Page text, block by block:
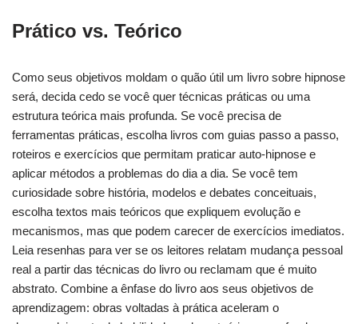
Prático vs. Teórico
Como seus objetivos moldam o quão útil um livro sobre hipnose
será, decida cedo se você quer técnicas práticas ou uma
estrutura teórica mais profunda. Se você precisa de
ferramentas práticas, escolha livros com guias passo a passo,
roteiros e exercícios que permitam praticar auto-hipnose e
aplicar métodos a problemas do dia a dia. Se você tem
curiosidade sobre história, modelos e debates conceituais,
escolha textos mais teóricos que expliquem evolução e
mecanismos, mas que podem carecer de exercícios imediatos.
Leia resenhas para ver se os leitores relatam mudança pessoal
real a partir das técnicas do livro ou reclamam que é muito
abstrato. Combine a ênfase do livro aos seus objetivos de
aprendizagem: obras voltadas à prática aceleram o